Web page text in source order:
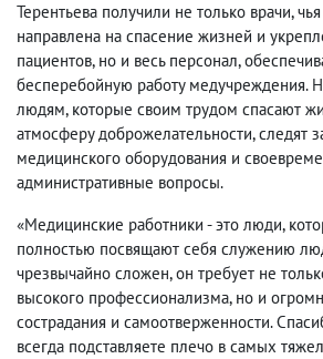
Терентьева получили не только врачи,
направлена на спасение жизней и
пациентов, но и весь персонал,
бесперебойную работу медучреждения.
людям, которые своим трудом спасают
атмосферу доброжелательности, следят
медицинского оборудования и
административные вопросы.
«Медицинские работники - это люди,
полностью посвящают себя служению
чрезвычайно сложен, он требует не
высокого профессионализма, но и
сострадания и самоотверженности.
всегда подставляете плечо в самых